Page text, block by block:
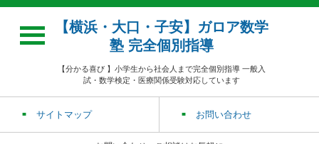
【横浜・大口・子安】ガロア数学
塾 完全個別指導
【分かる喜び 】小学生から社会人まで完全個別指導 一般入
試・数学検定・医療関係受験対応しています
サイトマップ お問い合わせ